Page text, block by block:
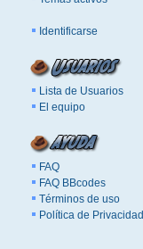
Identificarse
Lista de Usuarios
El equipo
FAQ
FAQ BBcodes
Términos de uso
Política de Privacidad